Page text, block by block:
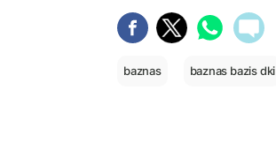
baznas baznas bazis dki